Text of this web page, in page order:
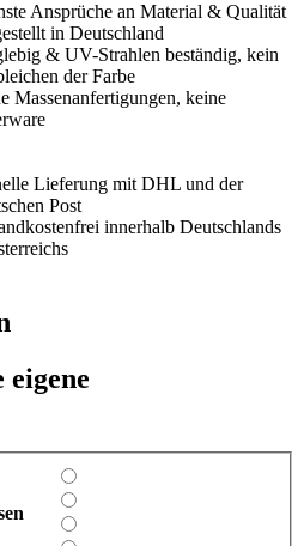
Ansprüche an Material & Qualität
in Deutschland
& UV-Strahlen beständig, kein
der Farbe
Massenanfertigungen, keine
Lieferung mit DHL und der
Post
innerhalb Deutschlands
eigene